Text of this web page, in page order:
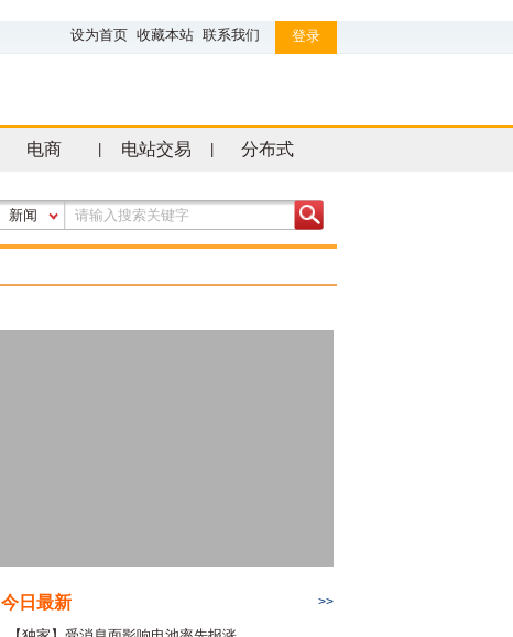
设为首页 收藏本站 联系我们 登录
电商 电站交易 分布式
新闻
今日最新 >>